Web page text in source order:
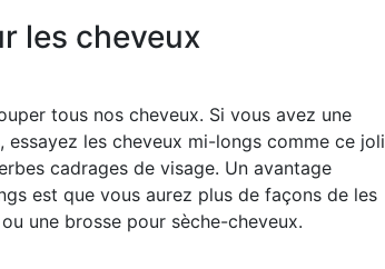
les cheveux
tous nos cheveux. Si vous avez une
les cheveux mi-longs comme ce joli
cadrages de visage. Un avantage
est que vous aurez plus de façons de les
une brosse pour sèche-cheveux.